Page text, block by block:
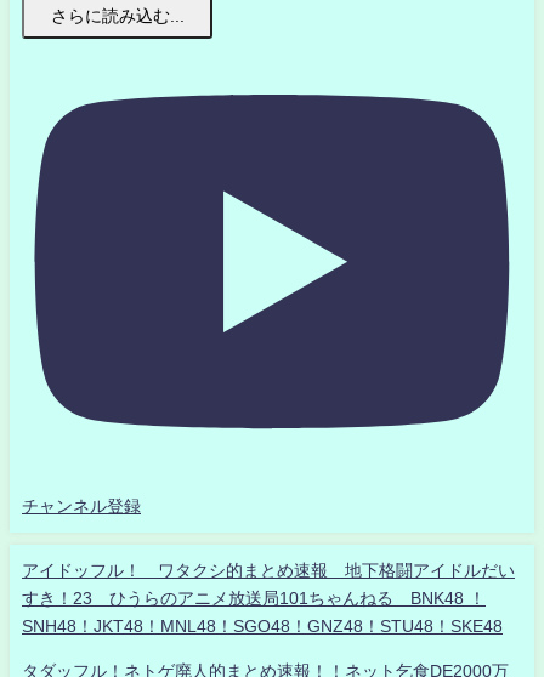
さらに読み込む...
チャンネル登録
アイドッフル！ ワタクシ的まとめ速報 地下格闘アイドルだい
すき！23 ひうらのアニメ放送局101ちゃんねる BNK48 ！
SNH48！JKT48！MNL48！SGO48！GNZ48！STU48！SKE48
タダッフル！ネトゲ廃人的まとめ速報！！ネット乞食DE2000万